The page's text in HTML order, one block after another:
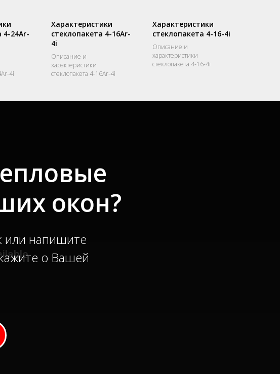
4-24Ar-
4i
Характеристики
стеклопакета 4-16Ar-
4i
Описание и
характеристики
стеклопакета 4-16Ar-4i
Характеристики
стеклопакета 4-16-4i
Описание и
характеристики
стеклопакета 4-16-4i
окон?
или напишите
о Вашей